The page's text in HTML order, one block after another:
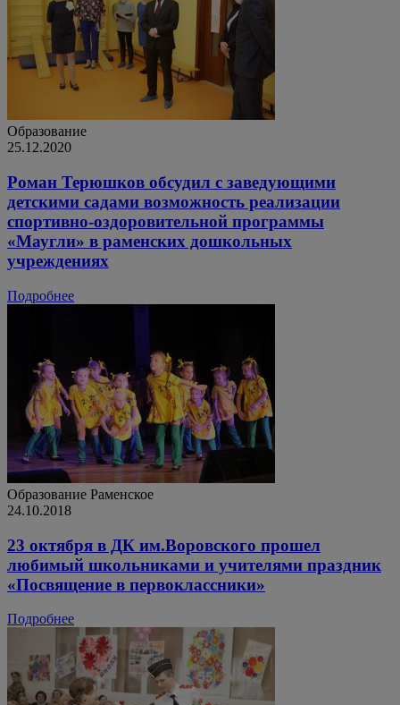
Образование
25.12.2020
Роман Терюшков обсудил с заведующими
детскими садами возможность реализации
спортивно-оздоровительной программы
«Маугли» в раменских дошкольных
учреждениях
Подробнее
Образование Раменское
24.10.2018
23 октября в ДК им.Воровского прошел
любимый школьниками и учителями праздник
«Посвящение в первоклассники»
Подробнее